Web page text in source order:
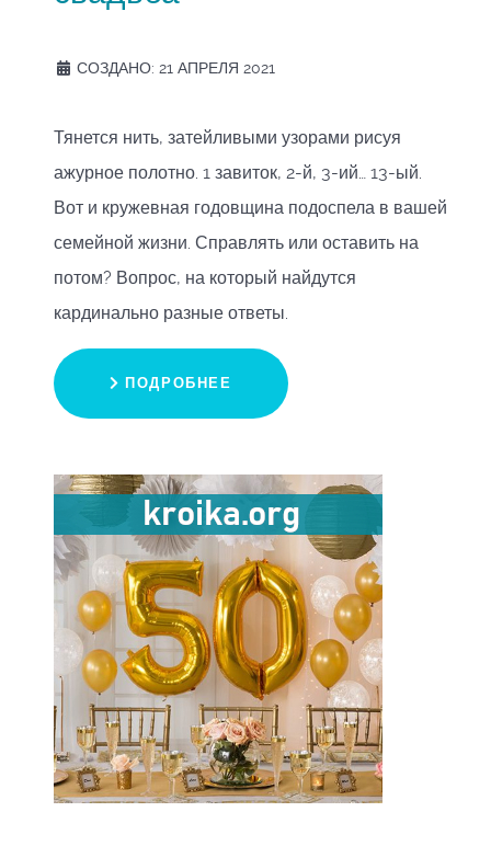
СОЗДАНО: 21 АПРЕЛЯ 2021
Тянется нить, затейливыми узорами рисуя
ажурное полотно. 1 завиток, 2-й, 3-ий… 13-ый.
Вот и кружевная годовщина подоспела в вашей
семейной жизни. Справлять или оставить на
потом? Вопрос, на который найдутся
кардинально разные ответы.
ПОДРОБНЕЕ